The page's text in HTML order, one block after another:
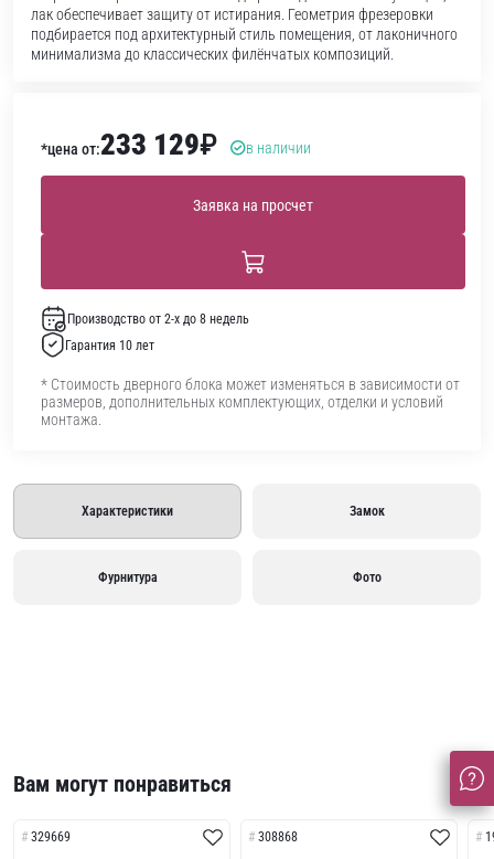
лак обеспечивает защиту от истирания. Геометрия фрезеровки
подбирается под архитектурный стиль помещения, от лаконичного
минимализма до классических филёнчатых композиций.
*цена от:233 129₽ в наличии
Заявка на просчет
Производство от 2-х до 8 недель
Гарантия 10 лет
* Стоимость дверного блока может изменяться в зависимости от
размеров, дополнительных комплектующих, отделки и условий
монтажа.
Характеристики Замок
Фурнитура Фото
Вам могут понравиться
329669 308868